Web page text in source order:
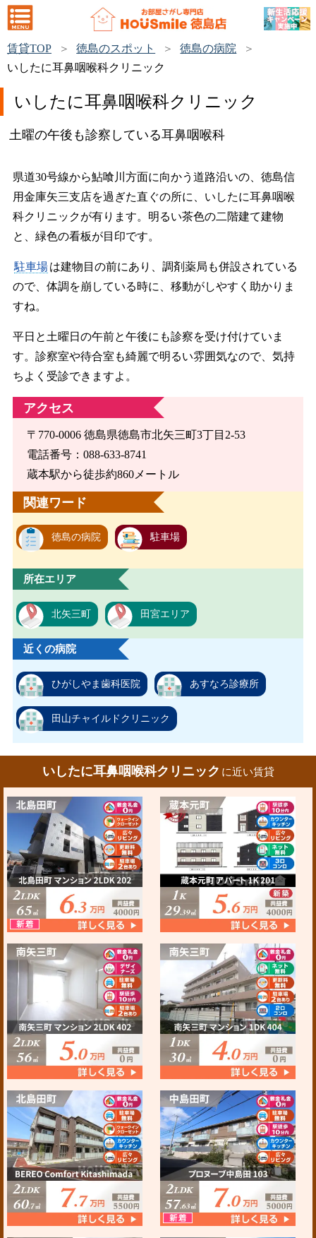
賃貸TOP 徳島のスポット
徳島の病院
いしたに耳鼻咽喉科クリニック
いしたに耳鼻咽喉科クリニック
土曜の午後も診察している耳鼻咽喉科
県道30号線から鮎喰川方面に向かう道路沿いの、徳島信
用金庫矢三支店を過ぎた直ぐの所に、いしたに耳鼻咽喉
科クリニックが有ります。明るい茶色の二階建て建物
と、緑色の看板が目印です。
駐車場は建物目の前にあり、調剤薬局も併設されている
ので、体調を崩している時に、移動がしやすく助かりま
すね。
平日と土曜日の午前と午後にも診察を受け付けていま
す。診察室や待合室も綺麗で明るい雰囲気なので、気持
ちよく受診できますよ。
アクセス
〒770-0006 徳島県徳島市北矢三町3丁目2-53
電話番号：088-633-8741
蔵本駅から徒歩約860メートル
関連ワード
徳島の病院 駐車場
所在エリア
北矢三町 田宮エリア
近くの病院
ひがしやま歯科医院 あすなろ診療所
田山チャイルドクリニック
いしたに耳鼻咽喉科クリニック に近い賃貸